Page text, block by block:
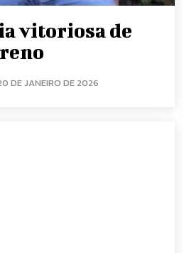
vitoriosa de
DE JANEIRO DE 2026